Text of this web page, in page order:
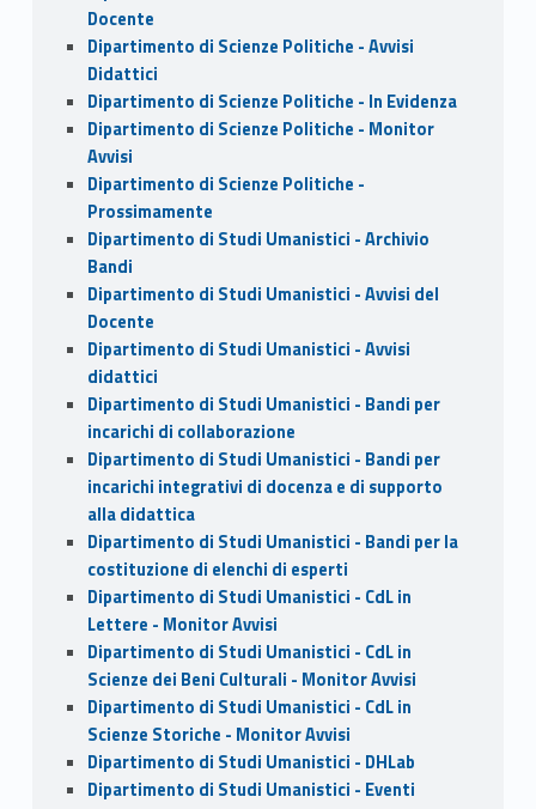
Docente
Dipartimento di Scienze Politiche - Avvisi
Didattici
Dipartimento di Scienze Politiche - In Evidenza
Dipartimento di Scienze Politiche - Monitor
Avvisi
Dipartimento di Scienze Politiche -
Prossimamente
Dipartimento di Studi Umanistici - Archivio
Bandi
Dipartimento di Studi Umanistici - Avvisi del
Docente
Dipartimento di Studi Umanistici - Avvisi
didattici
Dipartimento di Studi Umanistici - Bandi per
incarichi di collaborazione
Dipartimento di Studi Umanistici - Bandi per
incarichi integrativi di docenza e di supporto
alla didattica
Dipartimento di Studi Umanistici - Bandi per la
costituzione di elenchi di esperti
Dipartimento di Studi Umanistici - CdL in
Lettere - Monitor Avvisi
Dipartimento di Studi Umanistici - CdL in
Scienze dei Beni Culturali - Monitor Avvisi
Dipartimento di Studi Umanistici - CdL in
Scienze Storiche - Monitor Avvisi
Dipartimento di Studi Umanistici - DHLab
Dipartimento di Studi Umanistici - Eventi